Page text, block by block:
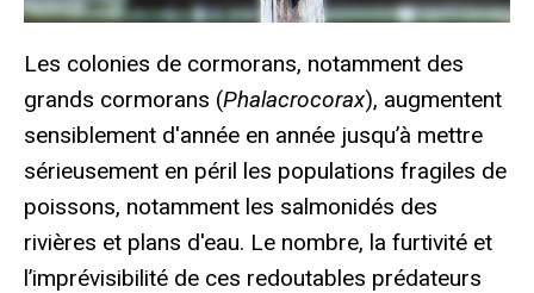
Les colonies de cormorans, notamment des
grands cormorans (Phalacrocorax), augmentent
sensiblement d'année en année jusqu’à mettre
sérieusement en péril les populations fragiles de
poissons, notamment les salmonidés des
rivières et plans d'eau. Le nombre, la furtivité et
l’imprévisibilité de ces redoutables prédateurs